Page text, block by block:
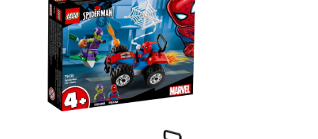
je
0,0
z
5
hviezdičiek.